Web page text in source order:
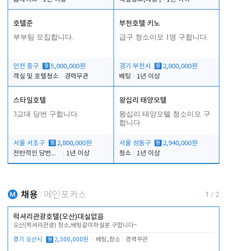
호텔준
부부팀 모집합니다.
인천 중구 월 5,000,000원
객실 및 호텔청소
경력무관
부천호텔 키노
급구 청소이모 1명 구합니다.
경기 부천시 월 2,800,000원
베팅
1년 이상
스타일호텔
3교대 당번 구합니다.
서울 서초구 월 2,800,000원
전반적인 당번업무
1년 이상
왕십리 태양모텔
왕십리 태양모텔 청소이모 구
합니다.
서울 성동구 월 2,940,000원
청소
1년 이상
채용 메인포커스 1 / 2
럭셔리관광호텔(오산)대실없음
오산(럭셔리관광) 청소,베팅같이하실분 구합니다~
경기 오산시 월 2,500,000원 베팅,청소 경력무관